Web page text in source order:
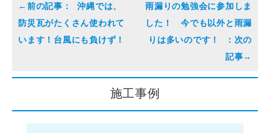
沖縄では、
防災瓦がたくさん使われて
います！台風にも負けず！
雨漏りの勉強会に参加しま
した！ 今でも以外と雨漏
りは多いのです！
施工事例